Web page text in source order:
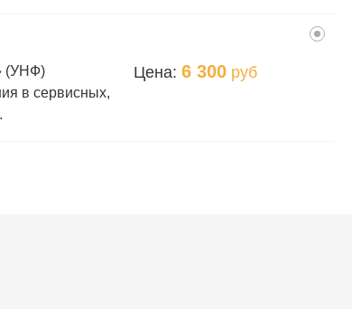
(УНФ)
в сервисных,
Цена: 6 300 руб